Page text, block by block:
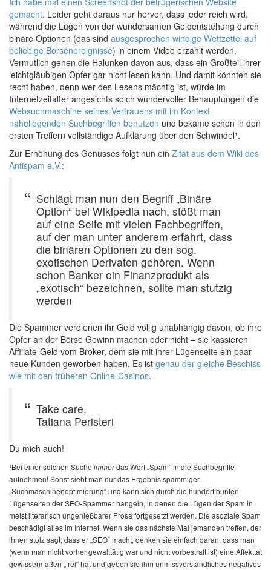
gemacht. Leider geht daraus nur hervor, dass jeder reich wird,
während die Lügen von der wundersamen Geldentstehung durch
binäre Optionen (das sind ausgesprochen windige Wettzettel auf
beliebige Börsenereignisse) in einem Video erzählt werden.
Vermutlich gehen die Halunken davon aus, dass ein Großteil ihrer
leichtgläubigen Opfer gar nicht lesen kann. Und damit könnten sie
recht haben, denn wer des Lesens mächtig ist, würde im
Internetzeitalter angesichts solch wundervoller Behauptungen die
Websuchmaschine seines Vertrauens mit im Kontext
naheliegenden Suchbegriffen benutzen und bekäme schon in den
ersten Treffern vollständige Aufklärung über den Schwindel¹.
Zur Erhöhung des Genusses folgt nun ein Zitat aus dem Wiki des
Antispam e.V.:
Schlägt man nun den Begriff „Binäre
Option“ bei Wikipedia nach, stößt man
auf eine Seite mit vielen Fachbegriffen,
auf der man unter anderem erfährt, dass
die binären Optionen zu den sog.
exotischen Derivaten gehören. Wenn
schon Banker ein Finanzprodukt als
„exotisch“ bezeichnen, sollte man stutzig
werden
Die Spammer verdienen ihr Geld völlig unabhängig davon, ob ihre
Opfer an der Börse Gewinn machen oder nicht – sie kassieren
Affiliate-Geld vom Broker, dem sie mit ihrer Lügenseite ein paar
neue Kunden geworben haben. Es ist genau der gleiche Beschiss
wie mit den früheren Online-Casinos.
Take care,
Tatiana Peristeri
Du mich auch!
¹Bei einer solchen Suche immerdas Wort „Spam“ in die Suchbegriffe
aufnehmen! Sonst sieht man nur das Ergebnis spammiger
„Suchmaschinenoptimierung“ und kann sich durch die hundert bunten
Lügenseiten der SEO-Spammer hangeln, in denen die Lügen der Spam in
meist literarisch ungenießbarer Prosa fortgesetzt werden. Die asoziale Spam
beschädigt alles im Internet. Wenn sie das nächste Mal jemanden treffen, der
ihnen stolz sagt, dass er „SEO“ macht, denken sie einfach daran, dass man
(wenn man nicht vorher gewalttätig war und nicht vorbestraft ist) eine Affekttat
gewissermaßen „frei“ hat und geben sie ihm unmissverständliches negatives